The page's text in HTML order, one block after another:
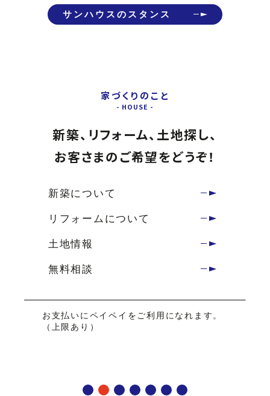
サンハウスのスタンス
家づくりのこと
新築、リフォーム、土地探し、
お客さまのご希望をどうぞ！
新築について
リフォームについて
土地情報
無料相談
お支払いにペイペイをご利用になれます。
（上限あり）